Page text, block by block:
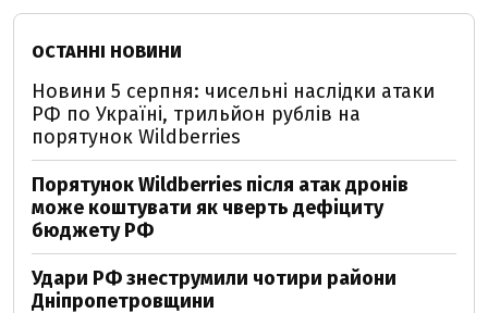
ОСТАННІ НОВИНИ
Новини 5 серпня: чисельні наслідки атаки
РФ по Україні, трильйон рублів на
порятунок Wildberries
Порятунок Wildberries після атак дронів
може коштувати як чверть дефіциту
бюджету РФ
Удари РФ знеструмили чотири райони
Дніпропетровщини